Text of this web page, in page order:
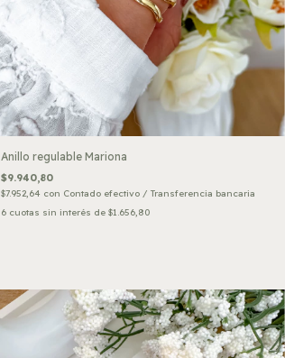
Anillo regulable Mariona
$9.940,80
$7.952,64 con Contado efectivo / Transferencia bancaria
6 cuotas sin interés de$1.656,80